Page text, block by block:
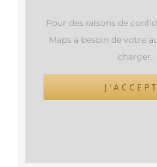
Pour des raisons de
Maps a besoin de votre
charger.